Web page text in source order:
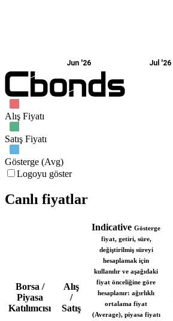
Jun '26 Jul '26
Alış Fiyatı
Satış Fiyatı
Gösterge (Avg)
Logoyu göster
Canlı fiyatlar
Borsa /
Piyasa
Katılımcısı
Alış
/
Satış
Indicative Gösterge
fiyat, getiri, süre,
değiştirilmiş süreyi
hesaplamak için
kullanılır ve aşağıdaki
fiyat önceliğine göre
hesaplanır: ağırlıklı
ortalama fiyat
(Average), piyasa fiyatı